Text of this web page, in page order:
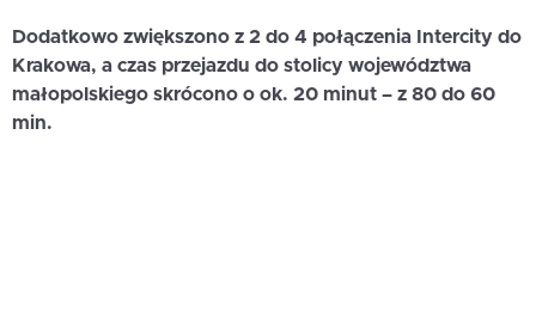
Dodatkowo zwiększono z 2 do 4 połączenia Intercity do
Krakowa, a czas przejazdu do stolicy województwa
małopolskiego skrócono o ok. 20 minut – z 80 do 60
min.